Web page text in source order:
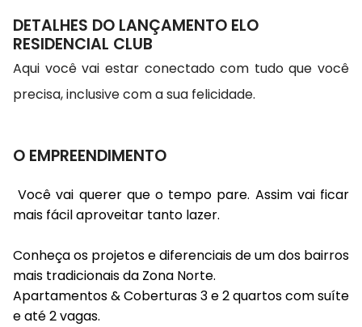
DETALHES DO LANÇAMENTO ELO
RESIDENCIAL CLUB
Aqui você vai estar conectado com tudo que você
precisa, inclusive com a sua felicidade.
O EMPREENDIMENTO
Você vai querer que o tempo pare. Assim vai ficar
mais fácil aproveitar tanto lazer.
Conheça os projetos e diferenciais de um dos bairros
mais tradicionais da Zona Norte.
Apartamentos & Coberturas 3 e 2 quartos com suíte
e até 2 vagas.